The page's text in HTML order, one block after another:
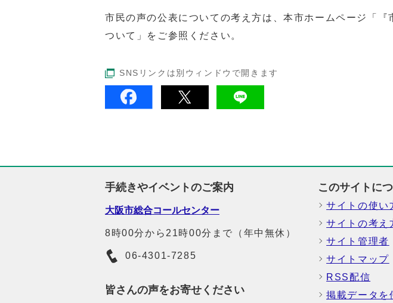
市民の声の公表についての考え方は、本市ホームページ「『
ついて」をご参照ください。
SNSリンクは別ウィンドウで開きます
手続きやイベントのご案内
大阪市総合コールセンター
8時00分から21時00分まで（年中無休）
06-4301-7285
皆さんの声をお寄せください
このサイトに
サイトの使い
サイトの考え
サイト管理者
サイトマップ
RSS配信
掲載データを